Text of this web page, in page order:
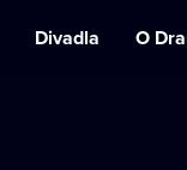
Divadla O